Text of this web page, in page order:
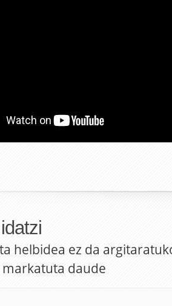
helbidea ez da
markatuta daude